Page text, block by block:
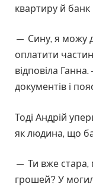
квартиру й
— Сину, я можу
оплатити
відповіла
документів і
Тоді Андрій
як людина, що
— Ти вже стара,
грошей? У